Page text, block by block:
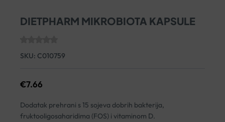
DIETPHARM MIKROBIOTA KAPSULE
SKU: C010759
€7.66
Dodatak prehrani s 15 sojeva dobrih bakterija,
fruktooligosaharidima (FOS) i vitaminom D.